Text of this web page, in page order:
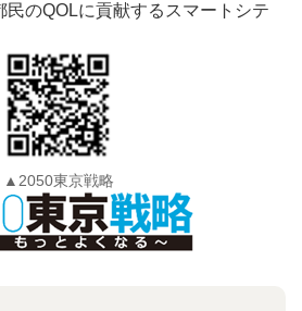
のQOLに貢献するスマートシテ
▲2050東京戦略